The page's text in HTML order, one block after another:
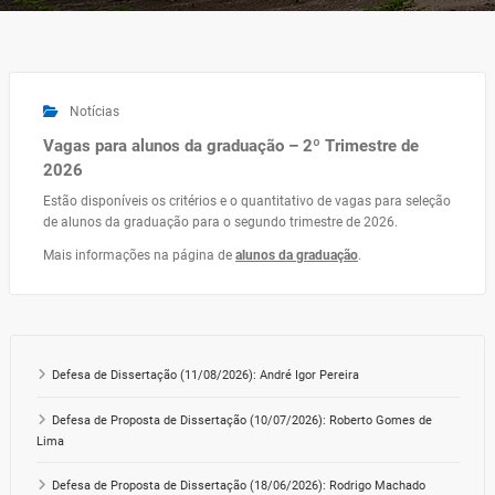
Notícias
Vagas para alunos da graduação – 2º Trimestre de
2026
Estão disponíveis os critérios e o quantitativo de vagas para seleção
de alunos da graduação para o segundo trimestre de 2026.
Mais informações na página de alunos da graduação.
Defesa de Dissertação (11/08/2026): André Igor Pereira
Defesa de Proposta de Dissertação (10/07/2026): Roberto Gomes de
Lima
Defesa de Proposta de Dissertação (18/06/2026): Rodrigo Machado